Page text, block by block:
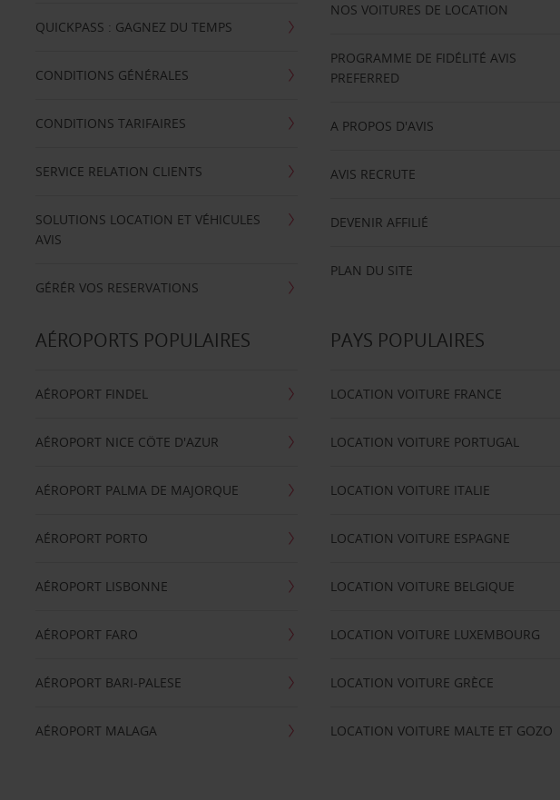
QUICKPASS : GAGNEZ DU TEMPS
CONDITIONS GÉNÉRALES
CONDITIONS TARIFAIRES
SERVICE RELATION CLIENTS
SOLUTIONS LOCATION ET VÉHICULES
AVIS
GÉRÉR VOS RESERVATIONS
NOS VOITURES DE LOCATION
PROGRAMME DE FIDÉLITÉ AVIS
PREFERRED
A PROPOS D'AVIS
AVIS RECRUTE
DEVENIR AFFILIÉ
PLAN DU SITE
AÉROPORTS POPULAIRES
AÉROPORT FINDEL
AÉROPORT NICE CÖTE D'AZUR
AÉROPORT PALMA DE MAJORQUE
AÉROPORT PORTO
AÉROPORT LISBONNE
AÉROPORT FARO
AÉROPORT BARI-PALESE
AÉROPORT MALAGA
PAYS POPULAIRES
LOCATION VOITURE FRANCE
LOCATION VOITURE PORTUGAL
LOCATION VOITURE ITALIE
LOCATION VOITURE ESPAGNE
LOCATION VOITURE BELGIQUE
LOCATION VOITURE LUXEMBOURG
LOCATION VOITURE GRÈCE
LOCATION VOITURE MALTE ET GOZO